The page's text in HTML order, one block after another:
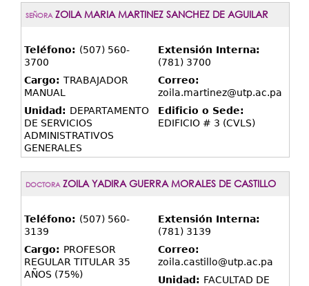
SEÑORA ZOILA MARIA MARTINEZ SANCHEZ DE AGUILAR
Teléfono: (507) 560-
3700
Extensión Interna:
(781) 3700
Cargo: TRABAJADOR
MANUAL
Correo:
zoila.martinez@utp.ac.pa
Unidad: DEPARTAMENTO
DE SERVICIOS
ADMINISTRATIVOS
GENERALES
Edificio o Sede:
EDIFICIO # 3 (CVLS)
DOCTORA ZOILA YADIRA GUERRA MORALES DE CASTILLO
Teléfono: (507) 560-
3139
Extensión Interna:
(781) 3139
Cargo: PROFESOR
REGULAR TITULAR 35
AÑOS (75%)
Correo:
zoila.castillo@utp.ac.pa
Unidad: FACULTAD DE